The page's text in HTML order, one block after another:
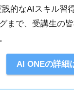
、Googleなど）
アリングやAIモ
ト調査や、実務
的なAIスキル習
まで、受講生の
AI ONEの詳細